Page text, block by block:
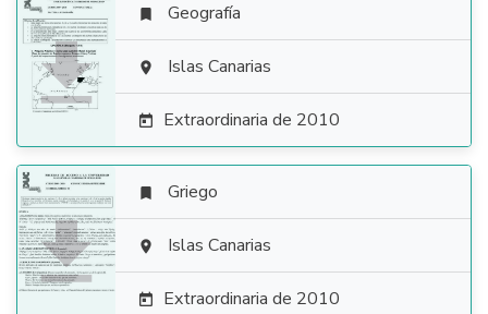

 Geografía
 Islas Canarias
 Extraordinaria de 2010

 Griego
 Islas Canarias
 Extraordinaria de 2010